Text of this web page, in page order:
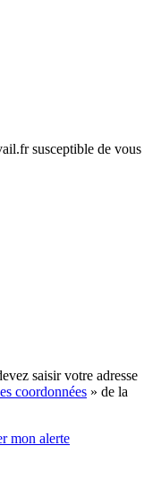
susceptible de vous
saisir votre adresse
coordonnées » de la
mon alerte